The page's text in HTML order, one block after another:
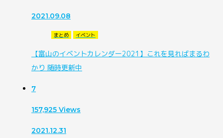
2021.09.08
まとめ イベント
【富山のイベントカレンダー2021】これを見ればまるわ
かり 随時更新中
7
157,925 Views
2021.12.31